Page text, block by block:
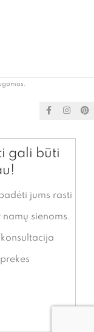
gali būti
jums rasti
sienoms.
prekes